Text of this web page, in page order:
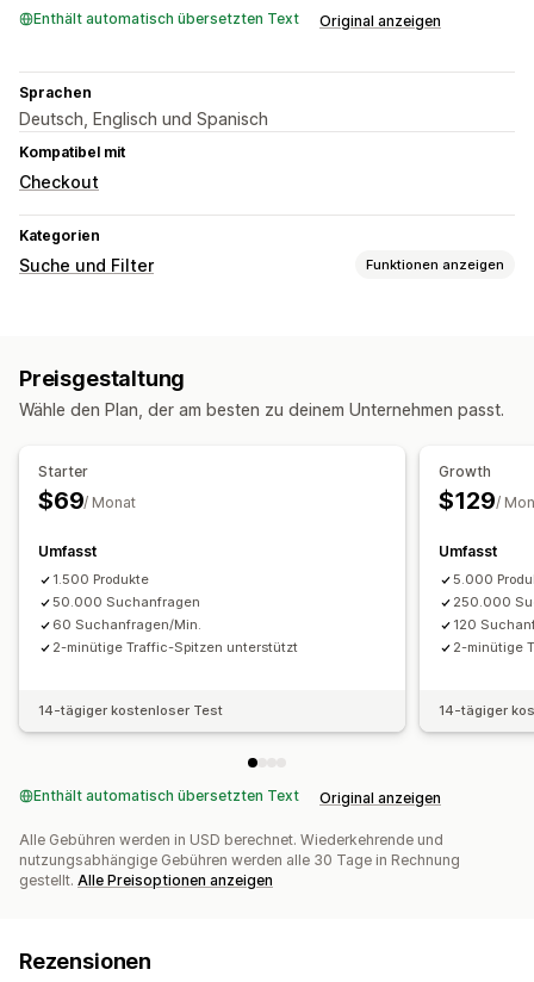
Enthält automatisch übersetzten Text Original anzeigen
Sprachen
Deutsch, Englisch und Spanisch
Kompatibel mit
Checkout
Kategorien
Suche und Filter Funktionen anzeigen
Personalisierte Suche
Suchleiste
Benutzerdefinierte CSS
Preisgestaltung
Wähle den Plan, der am besten zu deinem Unternehmen passt.
Starter
$69/ Monat
Umfasst
1.500 Produkte
50.000 Suchanfragen
60 Suchanfragen/Min.
2-minütige Traffic-Spitzen unterstützt
14-tägiger kostenloser Test
Growth
$129/
Umfasst
5.000
250.000
120
2-minütige
14-tägiger
Enthält automatisch übersetzten Text Original anzeigen
Alle Gebühren werden in USD berechnet. Wiederkehrende und
nutzungsabhängige Gebühren werden alle 30 Tage in Rechnung
gestellt. Alle Preisoptionen anzeigen
Rezensionen